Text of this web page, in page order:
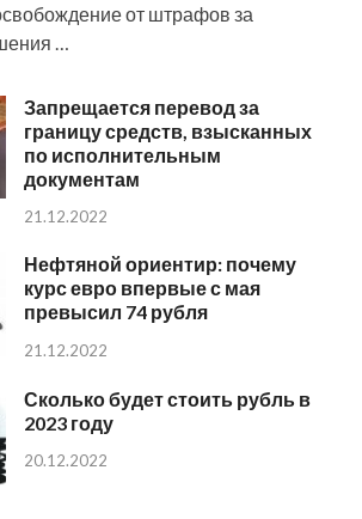
от штрафов за
…
Запрещается перевод за
границу средств, взысканных
по исполнительным
документам
21.12.2022
Нефтяной ориентир: почему
курс евро впервые с мая
превысил 74 рубля
21.12.2022
Сколько будет стоить рубль в
2023 году
20.12.2022